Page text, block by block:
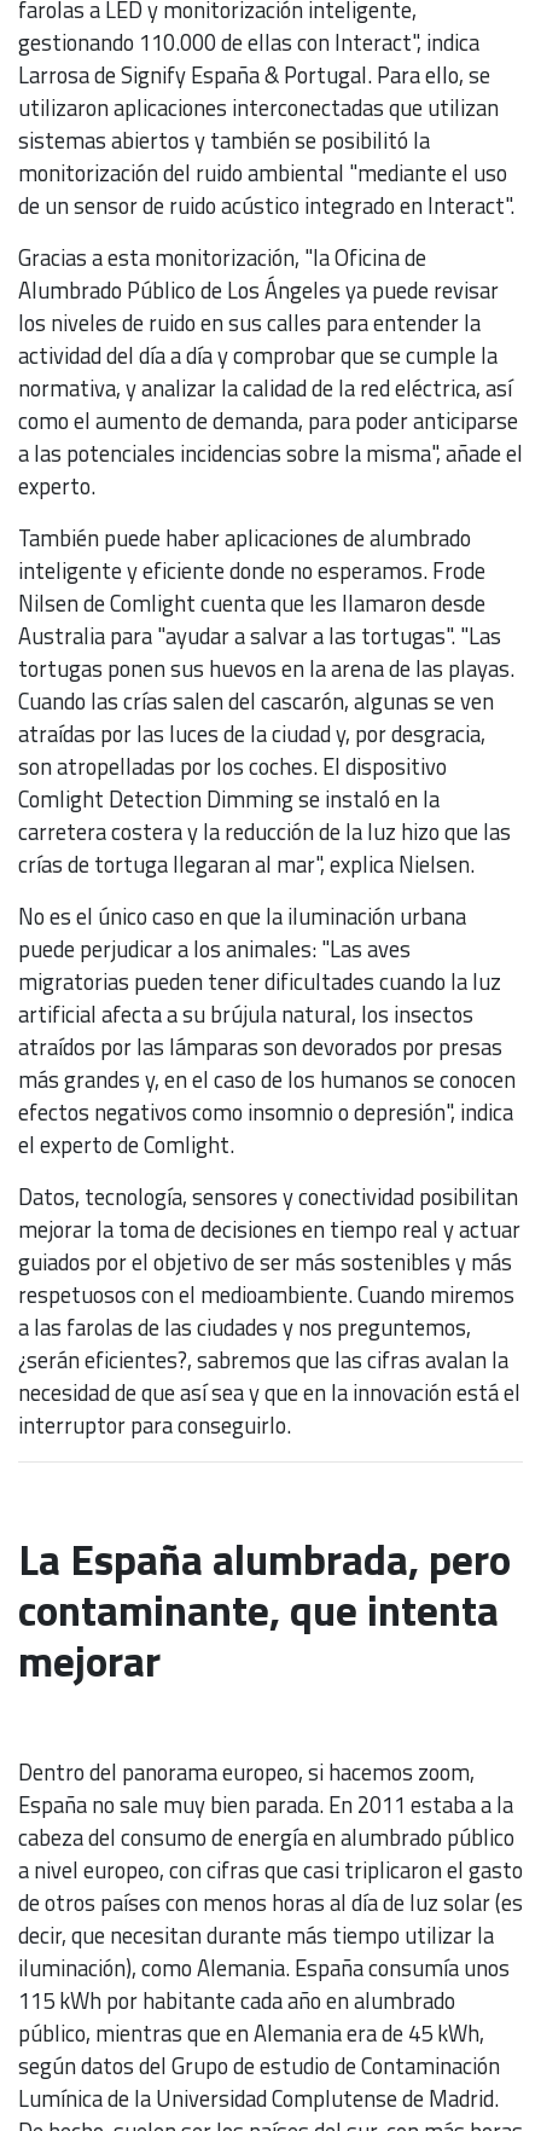
farolas a LED y monitorización inteligente,
gestionando 110.000 de ellas con Interact", indica
Larrosa de Signify España & Portugal. Para ello, se
utilizaron aplicaciones interconectadas que utilizan
sistemas abiertos y también se posibilitó la
monitorización del ruido ambiental "mediante el uso
de un sensor de ruido acústico integrado en Interact".
Gracias a esta monitorización, "la Oficina de
Alumbrado Público de Los Ángeles ya puede revisar
los niveles de ruido en sus calles para entender la
actividad del día a día y comprobar que se cumple la
normativa, y analizar la calidad de la red eléctrica, así
como el aumento de demanda, para poder anticiparse
a las potenciales incidencias sobre la misma", añade el
experto.
También puede haber aplicaciones de alumbrado
inteligente y eficiente donde no esperamos. Frode
Nilsen de Comlight cuenta que les llamaron desde
Australia para "ayudar a salvar a las tortugas". "Las
tortugas ponen sus huevos en la arena de las playas.
Cuando las crías salen del cascarón, algunas se ven
atraídas por las luces de la ciudad y, por desgracia,
son atropelladas por los coches. El dispositivo
Comlight Detection Dimming se instaló en la
carretera costera y la reducción de la luz hizo que las
crías de tortuga llegaran al mar", explica Nielsen.
No es el único caso en que la iluminación urbana
puede perjudicar a los animales: "Las aves
migratorias pueden tener dificultades cuando la luz
artificial afecta a su brújula natural, los insectos
atraídos por las lámparas son devorados por presas
más grandes y, en el caso de los humanos se conocen
efectos negativos como insomnio o depresión", indica
el experto de Comlight.
Datos, tecnología, sensores y conectividad posibilitan
mejorar la toma de decisiones en tiempo real y actuar
guiados por el objetivo de ser más sostenibles y más
respetuosos con el medioambiente. Cuando miremos
a las farolas de las ciudades y nos preguntemos,
¿serán eficientes?, sabremos que las cifras avalan la
necesidad de que así sea y que en la innovación está el
interruptor para conseguirlo.
La España alumbrada, pero
contaminante, que intenta
mejorar
Dentro del panorama europeo, si hacemos zoom,
España no sale muy bien parada. En 2011 estaba a la
cabeza del consumo de energía en alumbrado público
a nivel europeo, con cifras que casi triplicaron el gasto
de otros países con menos horas al día de luz solar (es
decir, que necesitan durante más tiempo utilizar la
iluminación), como Alemania. España consumía unos
115 kWh por habitante cada año en alumbrado
público, mientras que en Alemania era de 45 kWh,
según datos del Grupo de estudio de Contaminación
Lumínica de la Universidad Complutense de Madrid.